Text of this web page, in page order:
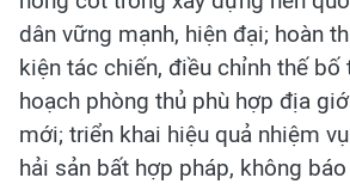
dân vững mạnh, hiện đại; hoàn
kiện tác chiến, điều chỉnh thế
hoạch phòng thủ phù hợp địa
mới; triển khai hiệu quả nhiệm
hải sản bất hợp pháp, không